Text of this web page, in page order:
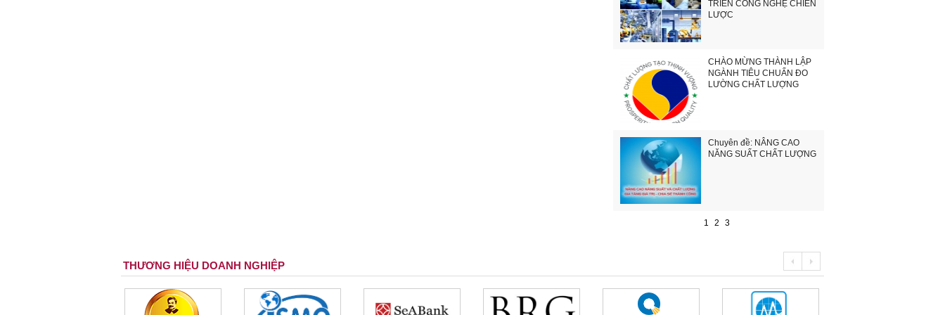
TRIỂN CÔNG NGHỆ CHIẾN
LƯỢC
CHÀO MỪNG THÀNH LẬP
NGÀNH TIÊU CHUẨN ĐO
LƯỜNG CHẤT LƯỢNG
Chuyên đề: NÂNG CAO
NĂNG SUẤT CHẤT LƯỢNG
1 2 3
THƯƠNG HIỆU DOANH NGHIỆP